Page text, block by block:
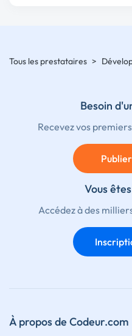
Tous les prestataires >
Besoin
Recevez vos
Vous
Accédez à des
À propos de Codeur.com